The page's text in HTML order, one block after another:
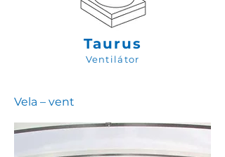
Taurus
Ventilátor
Vela – vent